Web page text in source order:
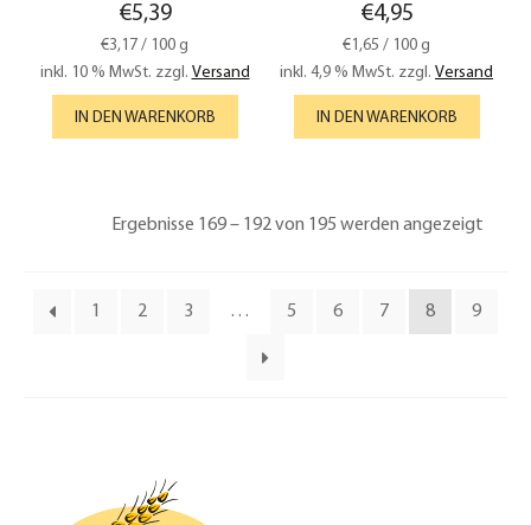
€5,39
€3,17 / 100 g
inkl. 10 % MwSt. zzgl. Versand
IN DEN WARENKORB
€4,95
€1,65 / 100 g
inkl. 4,9 % MwSt. zzgl. Versand
IN DEN WARENKORB
Ergebnisse 169 – 192 von 195 werden angezeigt
1 2 3 … 5 6 7 8 9